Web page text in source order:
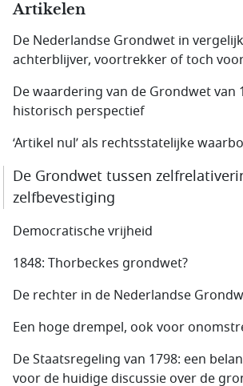
Artikelen
De Nederlandse Grondwet in
achterblijver, voortrekker of toch
De waardering van de Grondwet van
historisch perspectief
‘Artikel nul’ als rechtsstatelijke
De Grondwet tussen
zelfbevestiging
Democratische vrijheid
1848: Thorbeckes grondwet?
De rechter in de Nederlandse
Een hoge drempel, ook voor
De Staatsregeling van 1798: een
voor de huidige discussie over de